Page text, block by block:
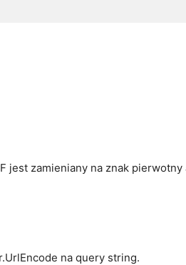
jest zamieniany na znak pierwotny
na query string.